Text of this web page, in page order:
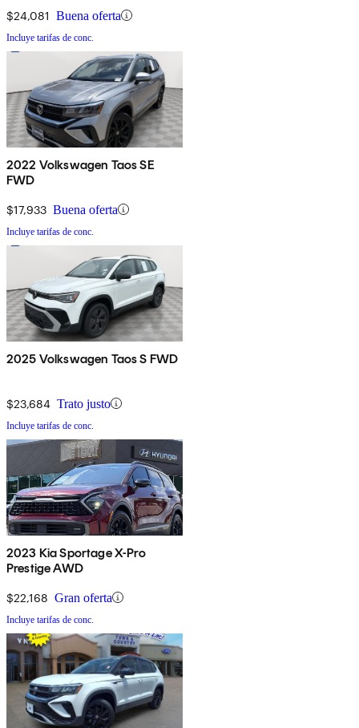
$24,081 Buena oferta
Incluye tarifas de conc.
2022 Volkswagen Taos SE
FWD
$17,933 Buena oferta
Incluye tarifas de conc.
2025 Volkswagen Taos S FWD
$23,684 Trato justo
Incluye tarifas de conc.
2023 Kia Sportage X-Pro
Prestige AWD
$22,168 Gran oferta
Incluye tarifas de conc.